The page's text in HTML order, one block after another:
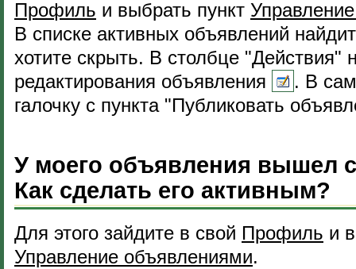
Профиль и выбрать пункт
В списке активных объявлений
хотите скрыть. В столбце "Действия"
редактирования объявления
. В
галочку с пункта "Публиковать
У моего объявления вышел
Как сделать его активным?
Для этого зайдите в свой Профиль и
Управление объявлениями.